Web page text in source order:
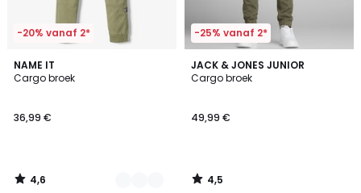
-20% vanaf 2*
NAME IT
Cargo broek
36,99 €
4,6
/ 5
3
Kleuren
4,6
/
-25% vanaf 2*
JACK & JONES JUNIOR
Cargo broek
49,99 €
4,5
/ 5
4,5
/